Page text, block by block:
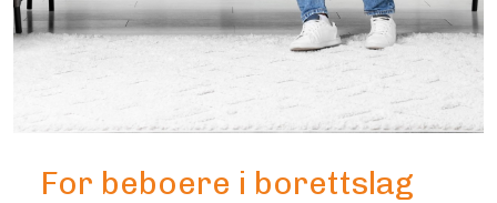
For beboere i borettslag